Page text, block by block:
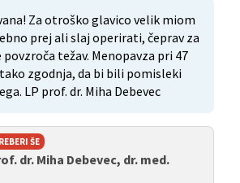
Za otroško glavico velik miom
prej ali slaj operirati, čeprav za
povzroča težav. Menopavza pri 47
zgodnja, da bi bili pomisleki
LP prof. dr. Miha Debevec
ŠE
dr. Miha Debevec, dr. med.